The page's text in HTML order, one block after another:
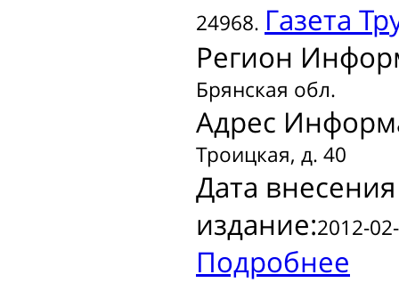
24968. Газета
Регион
Брянская обл.
Адрес
Троицкая, д. 40
Дата
издание:2012-
Подробнее